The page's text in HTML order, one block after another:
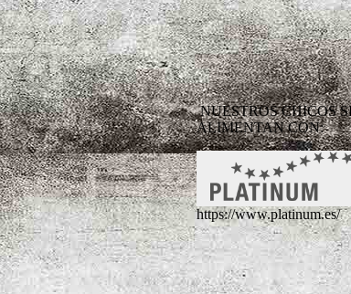
NUESTROS CHICOS
ALIMENTAN CON:
https://www.platinum.es/